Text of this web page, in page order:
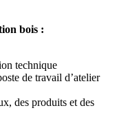
bois :
technique
de travail d’atelier
des produits et des